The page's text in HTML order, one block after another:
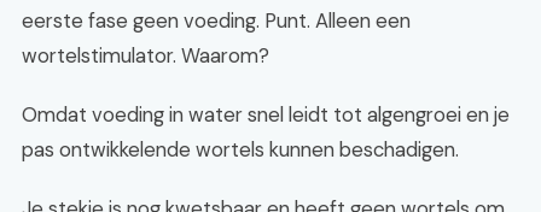
eerste fase geen voeding. Punt. Alleen een
wortelstimulator. Waarom?
Omdat voeding in water snel leidt tot algengroei en je
pas ontwikkelende wortels kunnen beschadigen.